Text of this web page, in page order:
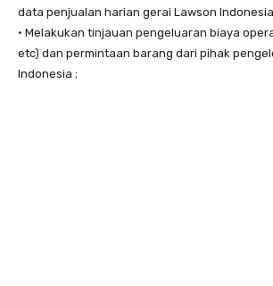
data penjualan harian gerai Lawson
• Melakukan tinjauan pengeluaran biaya
etc) dan permintaan barang dari pihak
Indonesia ;